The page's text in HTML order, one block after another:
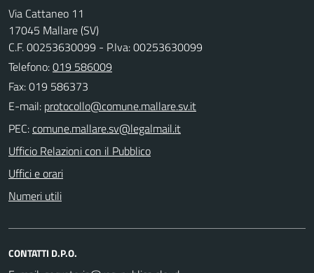
Via Cattaneo 11
17045 Mallare (SV)
C.F. 00253630099 - P.Iva: 00253630099
Telefono:019 586009
Fax: 019 586373
E-mail:
PEC:
Ufficio Relazioni con il Pubblico
Uffici e orari
Numeri utili
CONTATTI D.P.O.